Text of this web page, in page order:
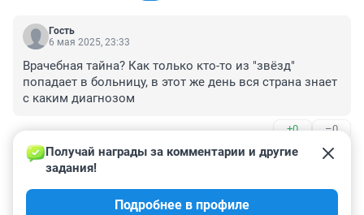
Гость
6 мая 2025, 23:33
Врачебная тайна? Как только кто-то из "звёзд"
попадает в больницу, в этот же день вся страна знает
с каким диагнозом
+0 –0
Гость
6 мая 2025, 16:36
"Медики могут передавать информацию членам
семьи, но не всегда" врачи обязаны это делать.
Получай награды за комментарии и другие
задания!
Подробнее в профиле